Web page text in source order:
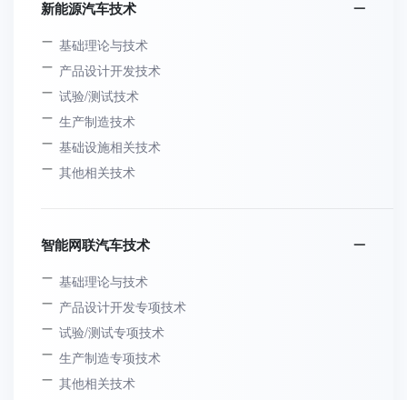
新能源汽车技术
基础理论与技术
产品设计开发技术
试验/测试技术
生产制造技术
基础设施相关技术
其他相关技术
智能网联汽车技术
基础理论与技术
产品设计开发专项技术
试验/测试专项技术
生产制造专项技术
其他相关技术